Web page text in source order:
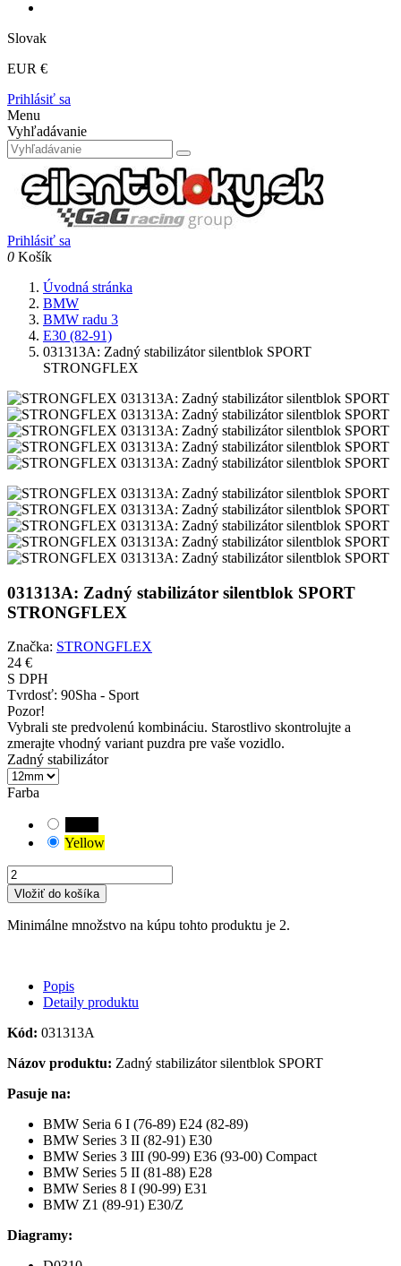
Slovak
EUR €
Prihlásiť sa
Menu
Vyhľadávanie
Prihlásiť sa
0 Košík
Úvodná stránka
BMW
BMW radu 3
E30 (82-91)
031313A: Zadný stabilizátor silentblok SPORT
STRONGFLEX
031313A: Zadný stabilizátor silentblok SPORT
STRONGFLEX
Značka: STRONGFLEX
24 €
S DPH
Tvrdosť: 90Sha - Sport
Pozor!
Vybrali ste predvolenú kombináciu. Starostlivo skontrolujte a
zmerajte vhodný variant puzdra pre vaše vozidlo.
Zadný stabilizátor
Farba
Yellow
Vložiť do košíka
Minimálne množstvo na kúpu tohto produktu je 2.
Popis
Detaily produktu
Kód: 031313A
Názov produktu: Zadný stabilizátor silentblok SPORT
Pasuje na:
BMW Seria 6 I (76-89) E24 (82-89)
BMW Series 3 II (82-91) E30
BMW Series 3 III (90-99) E36 (93-00) Compact
BMW Series 5 II (81-88) E28
BMW Series 8 I (90-99) E31
BMW Z1 (89-91) E30/Z
Diagramy: